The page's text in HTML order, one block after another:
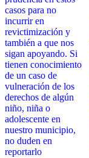
casos para no
incurrir en
revictimización y
también a que nos
sigan apoyando. Si
tienen conocimiento
de un caso de
vulneración de los
derechos de algún
niño, niña o
adolescente en
nuestro municipio,
no duden en
reportarlo